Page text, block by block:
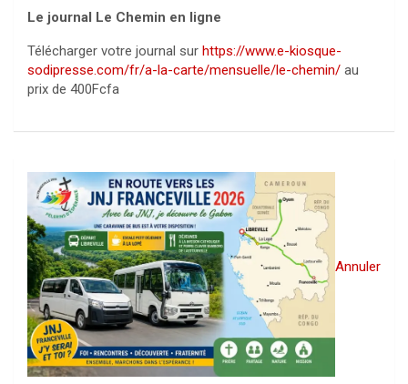
Le journal Le Chemin en ligne
Télécharger votre journal sur https://www.e-kiosque-
sodipresse.com/fr/a-la-carte/mensuelle/le-chemin/ au
prix de 400Fcfa
Annuler